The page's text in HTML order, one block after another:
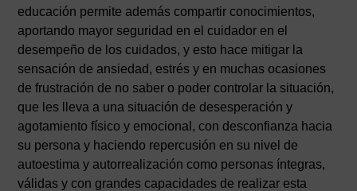
educación permite además compartir conocimientos,
aportando mayor seguridad en el cuidador en el
desempeño de los cuidados, y esto hace mitigar la
sensación de ansiedad, estrés y en muchas ocasiones
de frustración de no saber o poder controlar la situación,
que les lleva a una situación de desesperación y
agotamiento físico y emocional, con desconfianza hacia
su persona y haciendo repercusión en su nivel de
autoestima y autorrealización como personas íntegras,
válidas y con grandes capacidades de realizar esta